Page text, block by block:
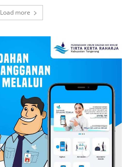
Load more